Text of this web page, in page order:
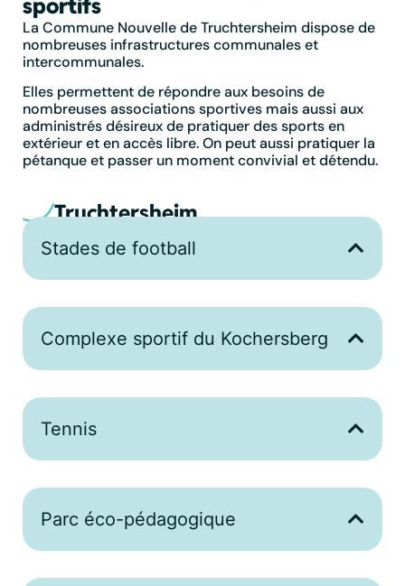
sportifs
La Commune Nouvelle de Truchtersheim dispose de
nombreuses infrastructures communales et
intercommunales.
Elles permettent de répondre aux besoins de
nombreuses associations sportives mais aussi aux
administrés désireux de pratiquer des sports en
extérieur et en accès libre. On peut aussi pratiquer la
pétanque et passer un moment convivial et détendu.
Truchtersheim
Stades de football
Complexe sportif du Kochersberg
Tennis
Parc éco-pédagogique